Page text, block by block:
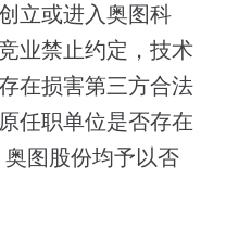
立或进入奥图科
业禁止约定，技术
在损害第三方合法
任职单位是否存在
图股份均予以否